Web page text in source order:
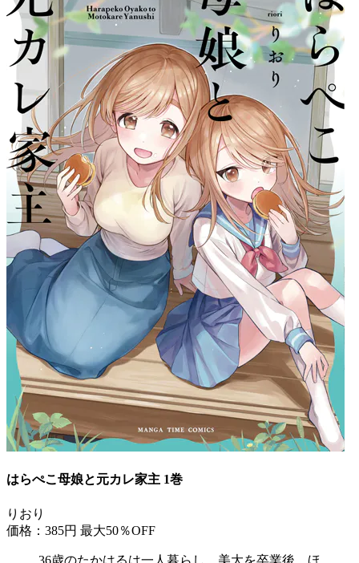
はらぺこ母娘と元カレ家主 1巻
りおり
価格：385円 最大50％OFF
36歳のたかはるは一人暮らし。美大を卒業後、ほ